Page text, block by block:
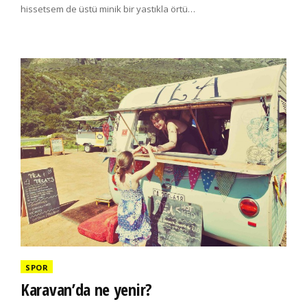
hissetsem de üstü minik bir yastıkla örtü…
SPOR
Karavan’da ne yenir?